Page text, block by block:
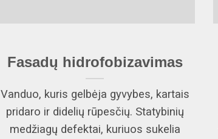
Fasadų hidrofobizavimas
Vanduo, kuris gelbėja gyvybes, kartais
pridaro ir didelių rūpesčių. Statybinių
medžiagų defektai, kuriuos sukelia